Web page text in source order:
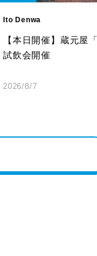
Ito Denwa
【本日開催】蔵元屋
試飲会開催
2026/8/7